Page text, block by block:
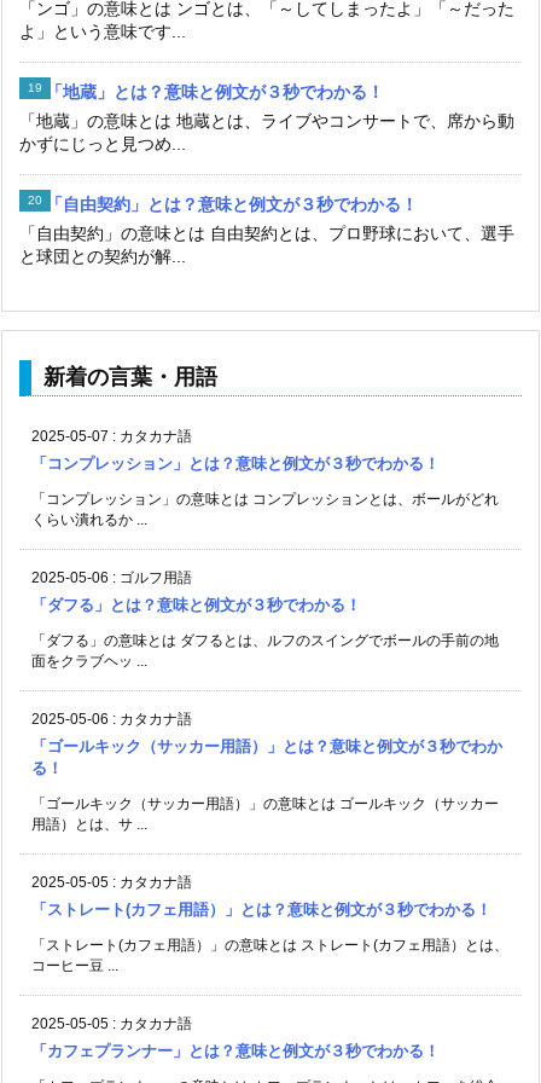
「ンゴ」の意味とは ンゴとは、「～してしまったよ」「～だった
よ」という意味です...
「地蔵」とは？意味と例文が３秒でわかる！
「地蔵」の意味とは 地蔵とは、ライブやコンサートで、席から動
かずにじっと見つめ...
「自由契約」とは？意味と例文が３秒でわかる！
「自由契約」の意味とは 自由契約とは、プロ野球において、選手
と球団との契約が解...
新着の言葉・用語
2025-05-07 : カタカナ語
「コンプレッション」とは？意味と例文が３秒でわかる！
「コンプレッション」の意味とは コンプレッションとは、ボールがどれ
くらい潰れるか ...
2025-05-06 : ゴルフ用語
「ダフる」とは？意味と例文が３秒でわかる！
「ダフる」の意味とは ダフるとは、ルフのスイングでボールの手前の地
面をクラブヘッ ...
2025-05-06 : カタカナ語
「ゴールキック（サッカー用語）」とは？意味と例文が３秒でわか
る！
「ゴールキック（サッカー用語）」の意味とは ゴールキック（サッカー
用語）とは、サ ...
2025-05-05 : カタカナ語
「ストレート(カフェ用語）」とは？意味と例文が３秒でわかる！
「ストレート(カフェ用語）」の意味とは ストレート(カフェ用語）とは、
コーヒー豆 ...
2025-05-05 : カタカナ語
「カフェプランナー」とは？意味と例文が３秒でわかる！